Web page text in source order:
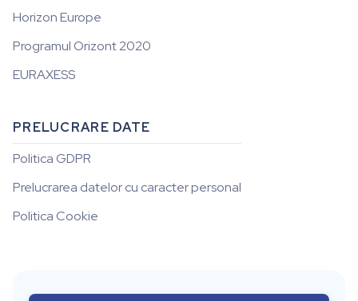
Horizon Europe
Programul Orizont 2020
EURAXESS
PRELUCRARE DATE
Politica GDPR
Prelucrarea datelor cu caracter personal
Politica Cookie